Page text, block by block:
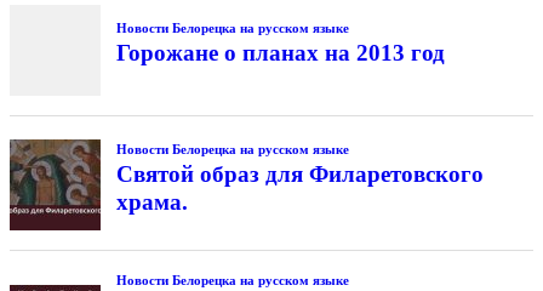
Новости Белорецка на русском языке
Горожане о планах на 2013 год
Новости Белорецка на русском языке
Святой образ для Филаретовского
храма.
Новости Белорецка на русском языке